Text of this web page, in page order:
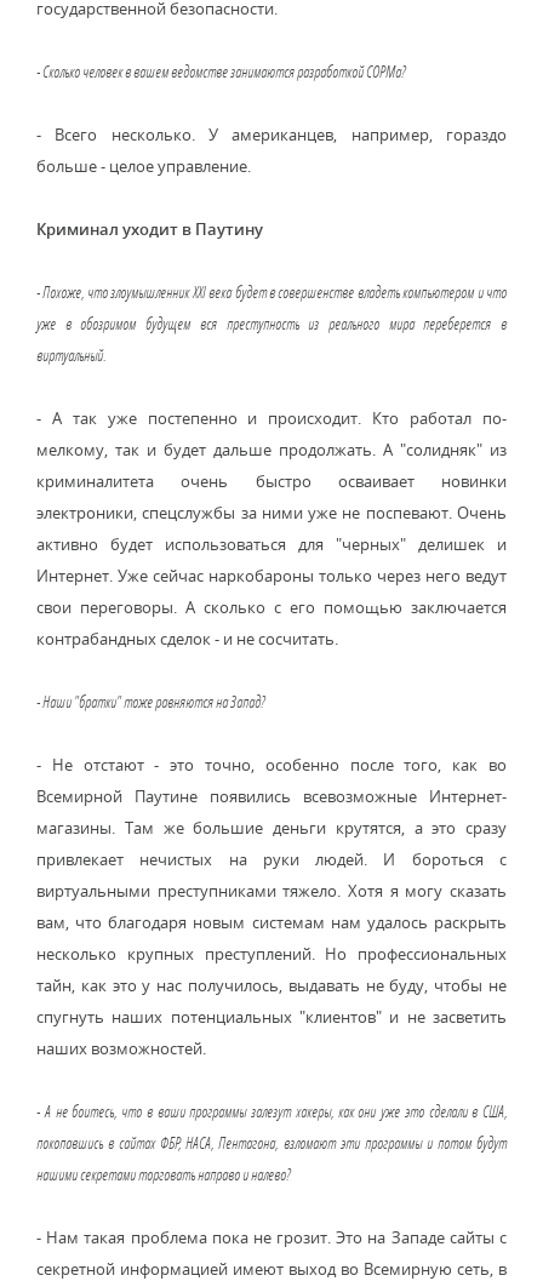
государственной безопасности.
- Сколько человек в вашем ведомстве занимаются разработкой СОРМа?
- Всего несколько. У американцев, например, гораздо
больше - целое управление.
Криминал уходит в Паутину
- Похоже, что злоумышленник XXI века будет в совершенстве владеть компьютером и что
уже в обозримом будущем вся преступность из реального мира переберется в
виртуальный.
- А так уже постепенно и происходит. Кто работал по-
мелкому, так и будет дальше продолжать. А "солидняк" из
криминалитета очень быстро осваивает новинки
электроники, спецслужбы за ними уже не поспевают. Очень
активно будет использоваться для "черных" делишек и
Интернет. Уже сейчас наркобароны только через него ведут
свои переговоры. А сколько с его помощью заключается
контрабандных сделок - и не сосчитать.
- Наши "братки" тоже равняются на Запад?
- Не отстают - это точно, особенно после того, как во
Всемирной Паутине появились всевозможные Интернет-
магазины. Там же большие деньги крутятся, а это сразу
привлекает нечистых на руки людей. И бороться с
виртуальными преступниками тяжело. Хотя я могу сказать
вам, что благодаря новым системам нам удалось раскрыть
несколько крупных преступлений. Но профессиональных
тайн, как это у нас получилось, выдавать не буду, чтобы не
спугнуть наших потенциальных "клиентов" и не засветить
наших возможностей.
- А не боитесь, что в ваши программы залезут хакеры, как они уже это сделали в США,
покопавшись в сайтах ФБР, НАСА, Пентагона, взломают эти программы и потом будут
нашими секретами торговать направо и налево?
- Нам такая проблема пока не грозит. Это на Западе сайты с
секретной информацией имеют выход во Всемирную сеть, в